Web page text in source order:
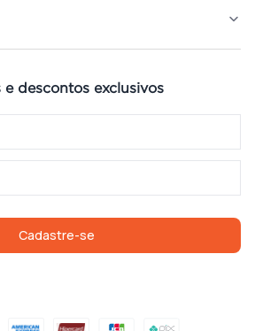
descontos exclusivos
Cadastre-se